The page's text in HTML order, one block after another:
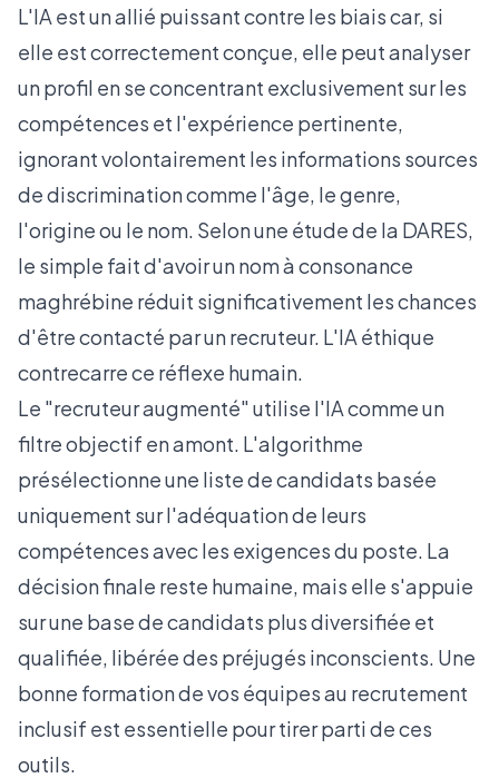
L'IA est un allié puissant contre les biais car, si
elle est correctement conçue, elle peut analyser
un profil en se concentrant exclusivement sur les
compétences et l'expérience pertinente,
ignorant volontairement les informations sources
de discrimination comme l'âge, le genre,
l'origine ou le nom. Selon une étude de la DARES,
le simple fait d'avoir un nom à consonance
maghrébine réduit significativement les chances
d'être contacté par un recruteur. L'IA éthique
contrecarre ce réflexe humain.
Le "recruteur augmenté" utilise l'IA comme un
filtre objectif en amont. L'algorithme
présélectionne une liste de candidats basée
uniquement sur l'adéquation de leurs
compétences avec les exigences du poste. La
décision finale reste humaine, mais elle s'appuie
sur une base de candidats plus diversifiée et
qualifiée, libérée des préjugés inconscients. Une
bonne formation de vos équipes au recrutement
inclusif est essentielle pour tirer parti de ces
outils.